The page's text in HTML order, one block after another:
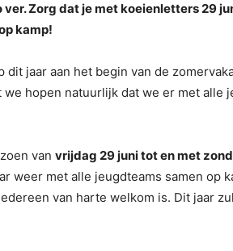
ver. Zorg dat je met koeienletters 29
kamp!
dit jaar aan het begin van de
we hopen natuurlijk dat we er met alle
van vrijdag 29 juni tot en met
weer met alle jeugdteams samen op
van harte welkom is. Dit jaar